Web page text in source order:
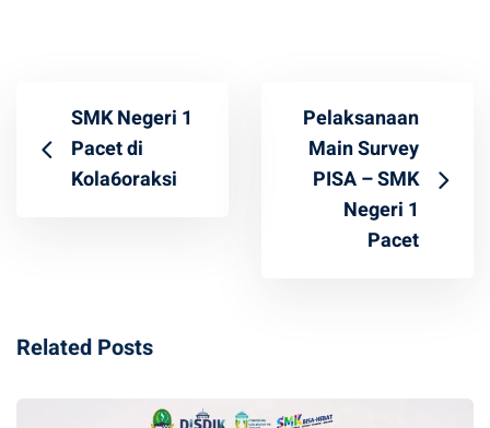
SMK Negeri 1
Pacet di
Kola6oraksi
Pelaksanaan
Main Survey
PISA – SMK
Negeri 1
Pacet
Related Posts